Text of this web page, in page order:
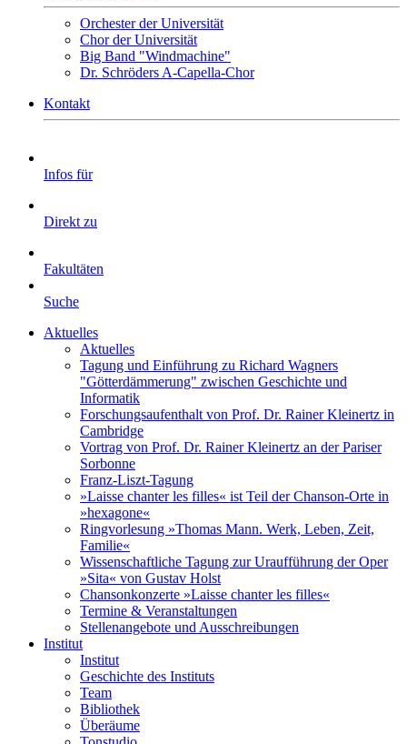
Orchester der Universität
Chor der Universität
Big Band "Windmachine"
Dr. Schröders A-Capella-Chor
Kontakt
Infos für
Direkt zu
Fakultäten
Suche
Aktuelles
Aktuelles
Tagung und Einführung zu Richard Wagners
"Götterdämmerung" zwischen Geschichte und
Informatik
Forschungsaufenthalt von Prof. Dr. Rainer Kleinertz in
Cambridge
Vortrag von Prof. Dr. Rainer Kleinertz an der Pariser
Sorbonne
Franz-Liszt-Tagung
»Laisse chanter les filles« ist Teil der Chanson-Orte in
»hexagone«
Ringvorlesung »Thomas Mann. Werk, Leben, Zeit,
Familie«
Wissenschaftliche Tagung zur Uraufführung der Oper
»Sita« von Gustav Holst
Chansonkonzerte »Laisse chanter les filles«
Termine & Veranstaltungen
Stellenangebote und Ausschreibungen
Institut
Institut
Geschichte des Instituts
Team
Bibliothek
Überäume